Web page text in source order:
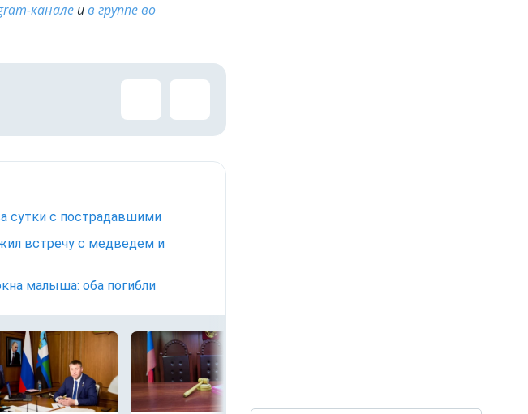
канале ив группе во
сутки с пострадавшими
встречу с медведем и
малыша: оба погибли